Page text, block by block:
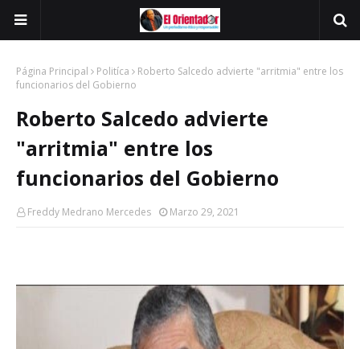
Página Principal Politíca
Roberto Salcedo advierte "arritmia" entre los
funcionarios del Gobierno
Roberto Salcedo advierte
"arritmia" entre los
funcionarios del Gobierno
Freddy Medrano Mercedes Marzo 29, 2021